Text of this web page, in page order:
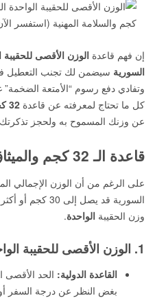
إن فهم قاعدة الوزن الأقصى
السورية
وتفادي دفع رسوم “الأمتعة
كل ما تحتاج لمعرفته عن قاعدة 32 كجم
عن وزنك المسموح به ولحجز
قاعدة الـ 32 كجم والميثاق الدولي
على الرغم من أن الوزن الإجمالي
السورية قد يصل
وزن الحقيبة الواحدة.
1. الوزن الأقصى للحقيبة الواحدة (32 كجم)
القاعدة الدولية: الحد
بغض النظر عن درجة السفر